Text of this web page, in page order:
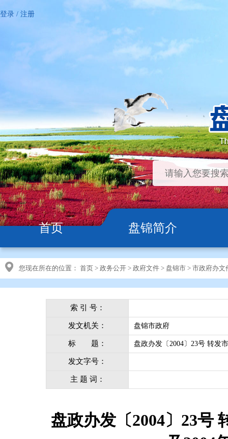
登录 / 注册
首页 盘锦简介
您现在所在的位置： 首页 > 政务公开 > 政府文件 > 盘锦市 > 市政府办文
索 引 号：
发文机关： 盘锦市政府
标 题： 盘政办发〔2004〕23号 转发
发文字号：
主 题 词：
盘政办发〔2004〕23号